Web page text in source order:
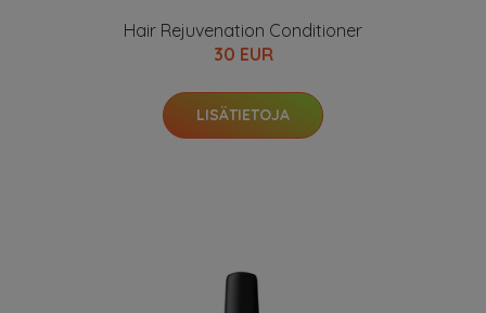
Hair Rejuvenation Conditioner
30 EUR
LISÄTIETOJA